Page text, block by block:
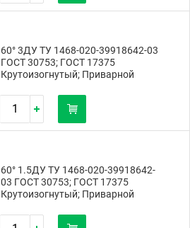
60° 3ДУ ТУ 1468-020-39918642-03
ГОСТ 30753; ГОСТ 17375
Крутоизогнутый; Приварной
60° 1.5ДУ ТУ 1468-020-39918642-
03 ГОСТ 30753; ГОСТ 17375
Крутоизогнутый; Приварной